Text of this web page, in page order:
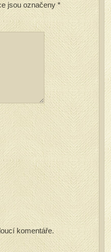
jsou označeny*
komentáře.